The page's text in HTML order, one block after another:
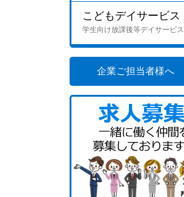
こどもデイサービス
学生向け放課後等デイサービス
企業ご担当者様へ